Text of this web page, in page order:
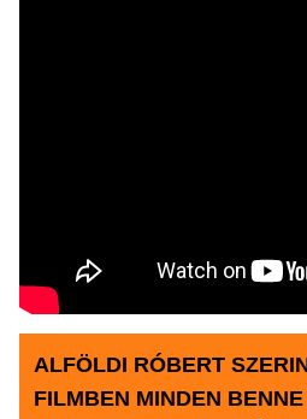
ALFÖLDI RÓBERT
FILMBEN MINDEN